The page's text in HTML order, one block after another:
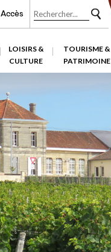
Accès
LOISIRS &
CULTURE
TOURISME &
PATRIMOINE